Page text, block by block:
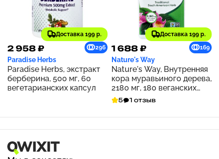
Доставка 199 р.
2 958 ₽ 296
Paradise Herbs
Paradise Herbs, экстракт
берберина, 500 мг, 60
вегетарианских капсул
Доставка 199 р.
1 688 ₽ 169
Nature's Way
Nature's Way, Внутренняя
кора муравьиного дерева,
2180 мг, 180 веганских
капсул (545 мг на капсулу)
5 1 отзыв